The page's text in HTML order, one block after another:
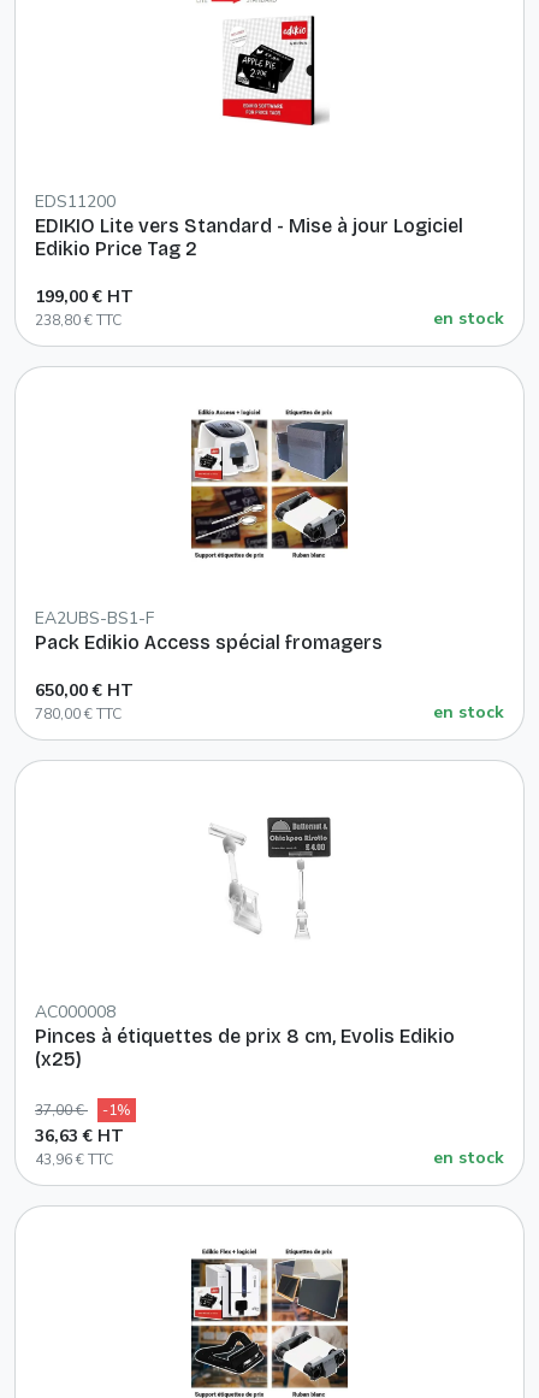
EDS11200
EDIKIO Lite vers Standard - Mise à jour Logiciel
Edikio Price Tag 2
199,00 € HT
238,80 € TTC en stock
EA2UBS-BS1-F
Pack Edikio Access spécial fromagers
650,00 € HT
780,00 € TTC en stock
AC000008
Pinces à étiquettes de prix 8 cm, Evolis Edikio
(x25)
37,00 € -1%
36,63 € HT
43,96 € TTC en stock